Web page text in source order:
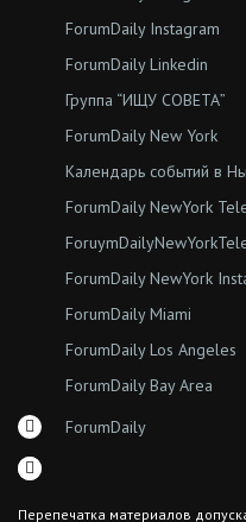
ForumDaily Instagram
ForumDaily Linkedin
Группа “ИЩУ СОВЕТА”
ForumDaily New York
Календарь событий в
ForumDaily NewYork
ForumDaily NewYork
ForumDaily Miami
ForumDaily Los Angeles
ForumDaily Bay Area
ForumDaily
Перепечатка материалов